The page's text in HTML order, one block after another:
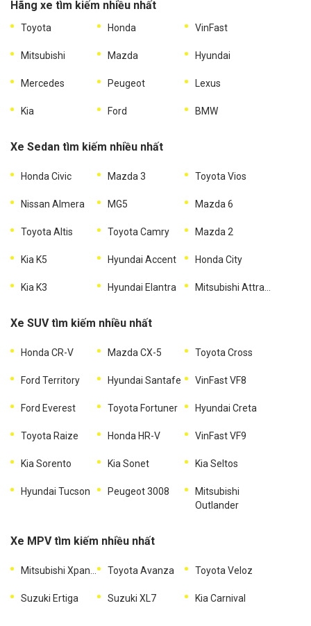
Hãng xe tìm kiếm nhiều nhất
Toyota Honda VinFast
Mitsubishi Mazda Hyundai
Mercedes Peugeot Lexus
Kia Ford BMW
Xe Sedan tìm kiếm nhiều nhất
Honda Civic Mazda 3 Toyota Vios
Nissan Almera MG5 Mazda 6
Toyota Altis Toyota Camry Mazda 2
Kia K5 Hyundai Accent Honda City
Kia K3 Hyundai Elantra
Xe SUV tìm kiếm nhiều nhất
Honda CR-V Mazda CX-5 Toyota Cross
Ford Territory Hyundai Santafe VinFast VF8
Ford Everest Toyota Fortuner Hyundai Creta
Toyota Raize Honda HR-V VinFast VF9
Kia Sorento Kia Sonet Kia Seltos
Hyundai Tucson Peugeot 3008
Mitsubishi
Outlander
Xe MPV tìm kiếm nhiều nhất
Toyota Avanza Toyota Veloz
Suzuki Ertiga Suzuki XL7 Kia Carnival